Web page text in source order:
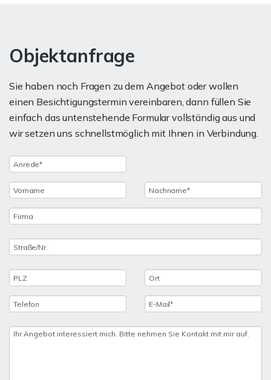
Objektanfrage
Sie haben noch Fragen zu dem Angebot oder wollen
einen Besichtigungstermin vereinbaren, dann füllen Sie
einfach das untenstehende Formular vollständig aus und
wir setzen uns schnellstmöglich mit Ihnen in Verbindung.